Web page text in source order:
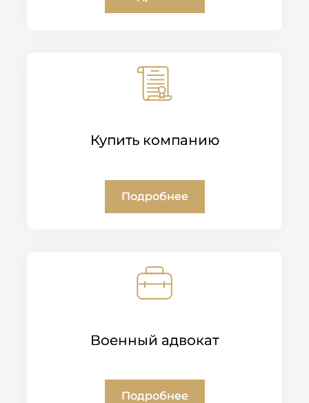
Купить компанию
Подробнее
Военный адвокат
Подробнее